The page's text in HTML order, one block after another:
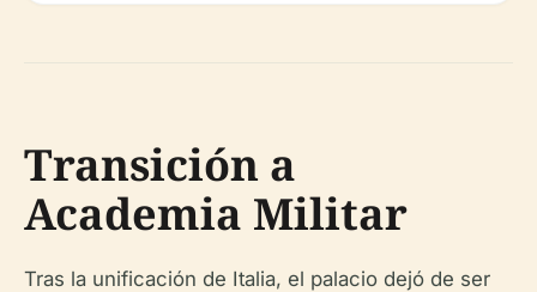
Transición a
Academia Militar
Tras la unificación de Italia, el palacio dejó de ser